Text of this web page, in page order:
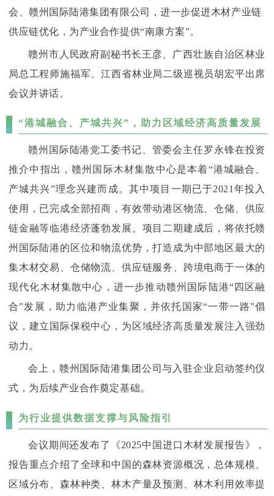
会、赣州国际陆港集团有限公司，进一步促进木材产业链
供应链优化，为产业合作提供“南康方案”。
赣州市人民政府副秘书长王彦、广西壮族自治区林业
局总工程师施福军、江西省林业局二级巡视员胡宏平出席
会议并讲话。
“港城融合、产城共兴”，助力区域经济高质量发展
赣州国际陆港党工委书记、管委会主任罗永锋在投资
推介中指出，赣州国际木材集散中心是本着“港城融合、
产城共兴”理念兴建而成。其中项目一期已于2021年投入
使用，已完成全部招商，有效带动港区物流、仓储、供应
链金融等临港经济蓬勃发展。项目二期建成后，将依托赣
州国际陆港的区位和物流优势，打造成为中部地区最大的
集木材交易、仓储物流、供应链服务、跨境电商于一体的
现代化木材集散中心，进一步推动赣州国际陆港“四区融
合”发展，助力临港产业集聚，并依托国家“一带一路”倡
议，建立国际保税中心，为区域经济高质量发展注入强劲
动力。
会上，赣州国际陆港集团公司与入驻企业启动签约仪
式，为后续产业合作奠定基础。
为行业提供数据支撑与风险指引
会议期间还发布了《2025中国进口木材发展报告》，
报告重点介绍了全球和中国的森林资源概况，总体规模、
区域分布、森林种类、林木产量及预测、林木利用效率提